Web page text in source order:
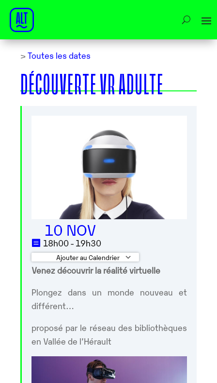
> Toutes les dates
DÉCOUVERTE VR ADULTE
10 NOV
18h00 - 19h30
Ajouter au Calendrier
Télécharger ICS Calendrier Google
Venez découvrir la réalité virtuelle
Plongez dans un monde nouveau et
différent…
proposé par le réseau des bibliothèques
en Vallée de l’Hérault